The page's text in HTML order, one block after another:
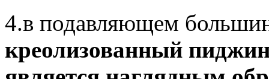
4.в подавляющем
креолизованный